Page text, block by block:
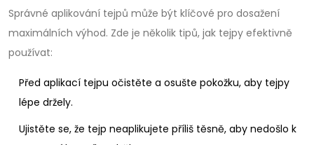
Správné aplikování tejpů může být klíčové pro dosažení
maximálních výhod. Zde je několik tipů, jak tejpy efektivně
používat:
Před aplikací tejpu očistěte a osušte pokožku, aby tejpy
lépe držely.
Ujistěte se, že tejp neaplikujete příliš těsně, aby nedošlo k